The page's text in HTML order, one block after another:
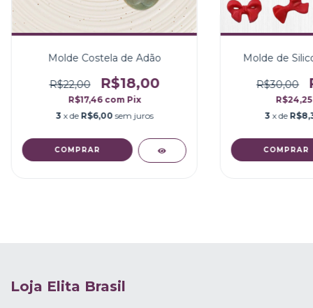
Molde Costela de Adão
R$22,00 R$18,00
R$17,46 com Pix
3 x de R$6,00 sem juros
Molde de
R$30,00
3 x de
Loja Elita Brasil